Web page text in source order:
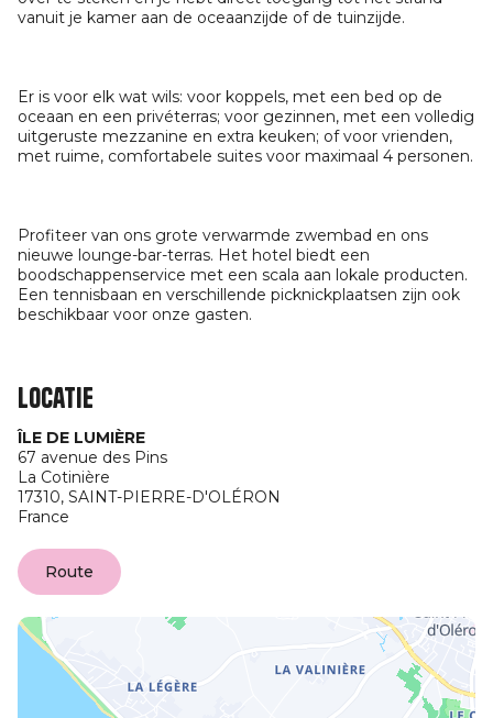
vanuit je kamer aan de oceaanzijde of de tuinzijde.
Er is voor elk wat wils: voor koppels, met een bed op de
oceaan en een privéterras; voor gezinnen, met een volledig
uitgeruste mezzanine en extra keuken; of voor vrienden,
met ruime, comfortabele suites voor maximaal 4 personen.
Profiteer van ons grote verwarmde zwembad en ons
nieuwe lounge-bar-terras. Het hotel biedt een
boodschappenservice met een scala aan lokale producten.
Een tennisbaan en verschillende picknickplaatsen zijn ook
beschikbaar voor onze gasten.
Locatie
ÎLE DE LUMIÈRE
67 avenue des Pins
La Cotinière
17310, SAINT-PIERRE-D'OLÉRON
France
Route